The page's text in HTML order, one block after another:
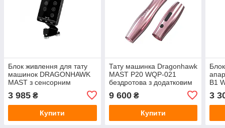
Блок живлення для тату
машинок DRAGONHAWK
MAST з сенсорним
3 985 ₴
Купити
Тату машинка Dragonhawk
MAST P20 WQP-021
бездротова з додатковим
9 600₴
Купити
B1
3